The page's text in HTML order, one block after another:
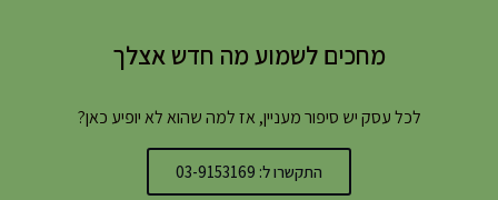
מחכים לשמוע מה חדש אצלך
לכל עסק יש סיפור מעניין, אז למה שהוא לא יופיע כאן?
התקשרו ל: 03-9153169